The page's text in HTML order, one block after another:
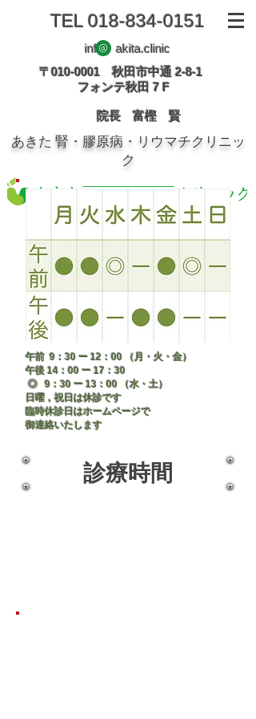
TEL018-834-0151
info akita.clinic
〒010-0001 秋田市中通 2-8-1
フォンテ秋田 7 F
院長 富樫 賢
あきた 腎・膠原病・リウマチクリニッ
ク
午前 9：30 ー 12：00 （月・火・金）
午後 14：00 ー 17：30
◎ 9：30 ー 13：00 （水・土）
日曜，祝日は休診です
臨時休診日はホームページで
御連絡いたします
診療時間